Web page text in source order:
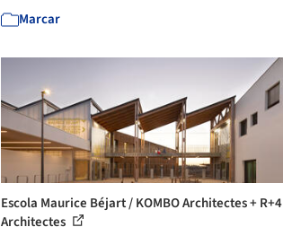
Marcar
Escola Maurice Béjart / KOMBO Architectes + R+4
Architectes